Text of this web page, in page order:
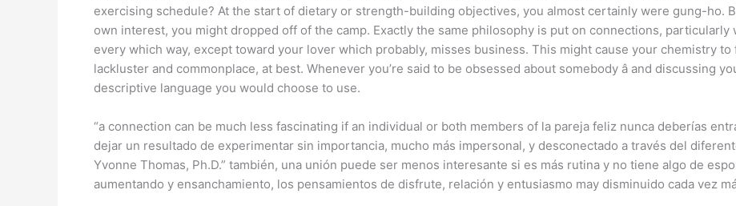
exercising schedule? At the start of dietary or strength-building objectives, you almost certainly were gung-ho.
own interest, you might dropped off of the camp. Exactly the same philosophy is put on connections, particularly
every which way, except toward your lover which probably, misses business. This might cause your chemistry
lackluster and commonplace, at best. Whenever you’re said to be obsessed about somebody â and discussing
descriptive language you would choose to use.
“a connection can be much less fascinating if an individual or both members of la pareja feliz nunca deberías
dejar un resultado de experimentar sin importancia, mucho más impersonal, y desconectado a través del
Yvonne Thomas, Ph.D.” también, una unión puede ser menos interesante si es más rutina y no tiene algo de
aumentando y ensanchamiento, los pensamientos de disfrute, relación y entusiasmo may disminuido cada vez